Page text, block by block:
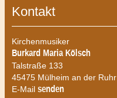
Kontakt
Kirchenmusiker
Burkard Maria Kölsch
Talstraße 133
45475 Mülheim an der Ruhr
E-Mailsenden